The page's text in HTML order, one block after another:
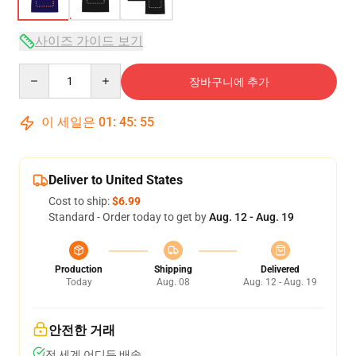
사이즈 가이드 보기
장바구니에 추가
이 세일은 01 : 45: 54
Deliver to United States
Cost to ship:$6.99
Standard - Order today to get byAug. 12 - Aug. 19
Production
Today
Shipping
Aug. 08
Delivered
Aug. 12 - Aug. 19
안전한 거래